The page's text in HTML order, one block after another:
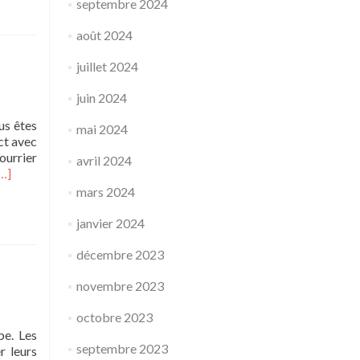
êtes
avec
Les
leurs
septembre 2024
août 2024
juillet 2024
juin 2024
mai 2024
avril 2024
mars 2024
janvier 2024
décembre 2023
novembre 2023
octobre 2023
septembre 2023